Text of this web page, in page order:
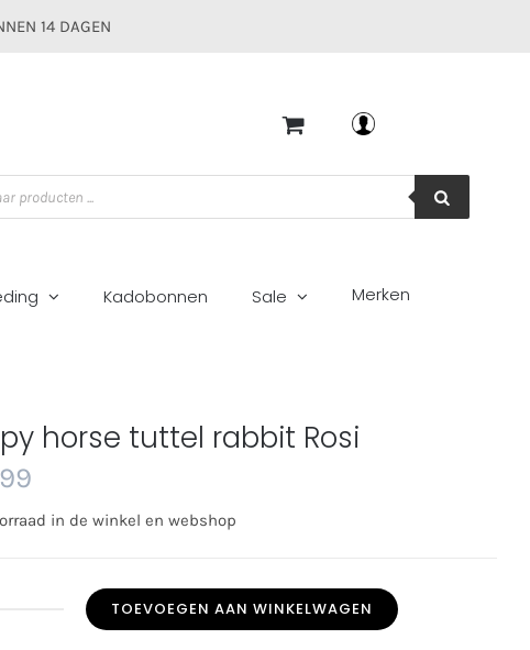
14 DAGEN
Kadobonnen Sale Merken
horse tuttel rabbit Rosi
in de winkel en webshop
TOEVOEGEN AAN WINKELWAGEN